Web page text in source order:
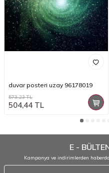
duvar posteri uzay 96178019
573,23TL
504,44 TL
E -
Kampanya ve indirimlerden